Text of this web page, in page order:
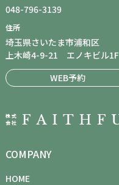
048-796-3139
住所
埼玉県さいたま市浦和区
上木崎4-9-21 エノキビル1F
WEB予約
COMPANY
HOME